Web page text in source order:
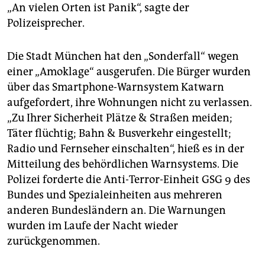
„An vielen Orten ist Panik“, sagte der
Polizeisprecher.
Die Stadt München hat den „Sonderfall“ wegen
einer „Amoklage“ ausgerufen. Die Bürger wurden
über das Smartphone-Warnsystem Katwarn
aufgefordert, ihre Wohnungen nicht zu verlassen.
„Zu Ihrer Sicherheit Plätze & Straßen meiden;
Täter flüchtig; Bahn & Busverkehr eingestellt;
Radio und Fernseher einschalten“, hieß es in der
Mitteilung des behördlichen Warnsystems. Die
Polizei forderte die Anti-Terror-Einheit GSG 9 des
Bundes und Spezialeinheiten aus mehreren
anderen Bundesländern an. Die Warnungen
wurden im Laufe der Nacht wieder
zurückgenommen.